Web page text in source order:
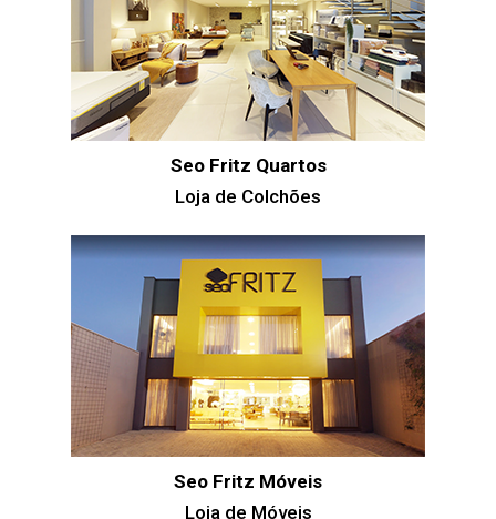
Seo Fritz Quartos
Loja de Colchões
Seo Fritz Móveis
Loja de Móveis